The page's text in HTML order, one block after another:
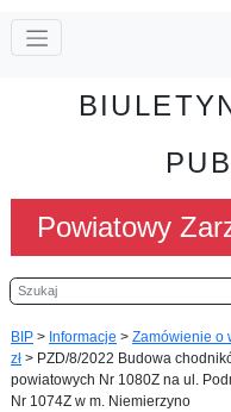
Powiatowy
Szukaj
BIP > Informacje > Zamówienie o
zł > PZD/8/2022 Budowa
powiatowych Nr 1080Z na ul.
Nr 1074Z w m. Niemierzyno